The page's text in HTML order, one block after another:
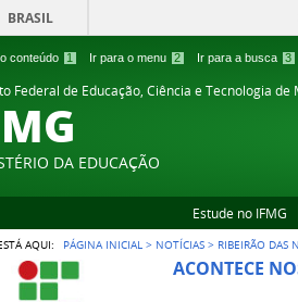
conteúdo 1 Ir para o menu 2 Ir para a busca 3
BRASIL
Federal de Educação, Ciência e Tecnologia de
DA EDUCAÇÃO
Estude no IFMG
AQUI: PÁGINA INICIAL > NOTÍCIAS > RIBEIRÃO DAS
ACONTECE